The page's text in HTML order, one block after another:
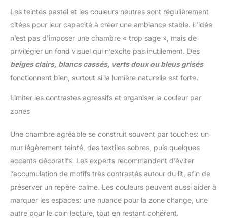
pour le cadeau de naissance de bébé, les anniversaires des
Les teintes pastel et les couleurs neutres sont régulièrement
citées pour leur capacité à créer une ambiance stable. L’idée
n’est pas d’imposer une chambre « trop sage », mais de
privilégier un fond visuel qui n’excite pas inutilement. Des
beiges clairs, blancs cassés, verts doux ou bleus grisés
fonctionnent bien, surtout si la lumière naturelle est forte.
Limiter les contrastes agressifs et organiser la couleur par
zones
Une chambre agréable se construit souvent par touches: un
mur légèrement teinté, des textiles sobres, puis quelques
accents décoratifs. Les experts recommandent d’éviter
l’accumulation de motifs très contrastés autour du lit, afin de
préserver un repère calme. Les couleurs peuvent aussi aider à
marquer les espaces: une nuance pour la zone change, une
autre pour le coin lecture, tout en restant cohérent.